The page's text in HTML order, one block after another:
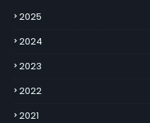
2025
2024
2023
2022
2021